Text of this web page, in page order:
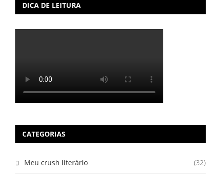
DICA DE LEITURA
CATEGORIAS
Meu crush literário (32)